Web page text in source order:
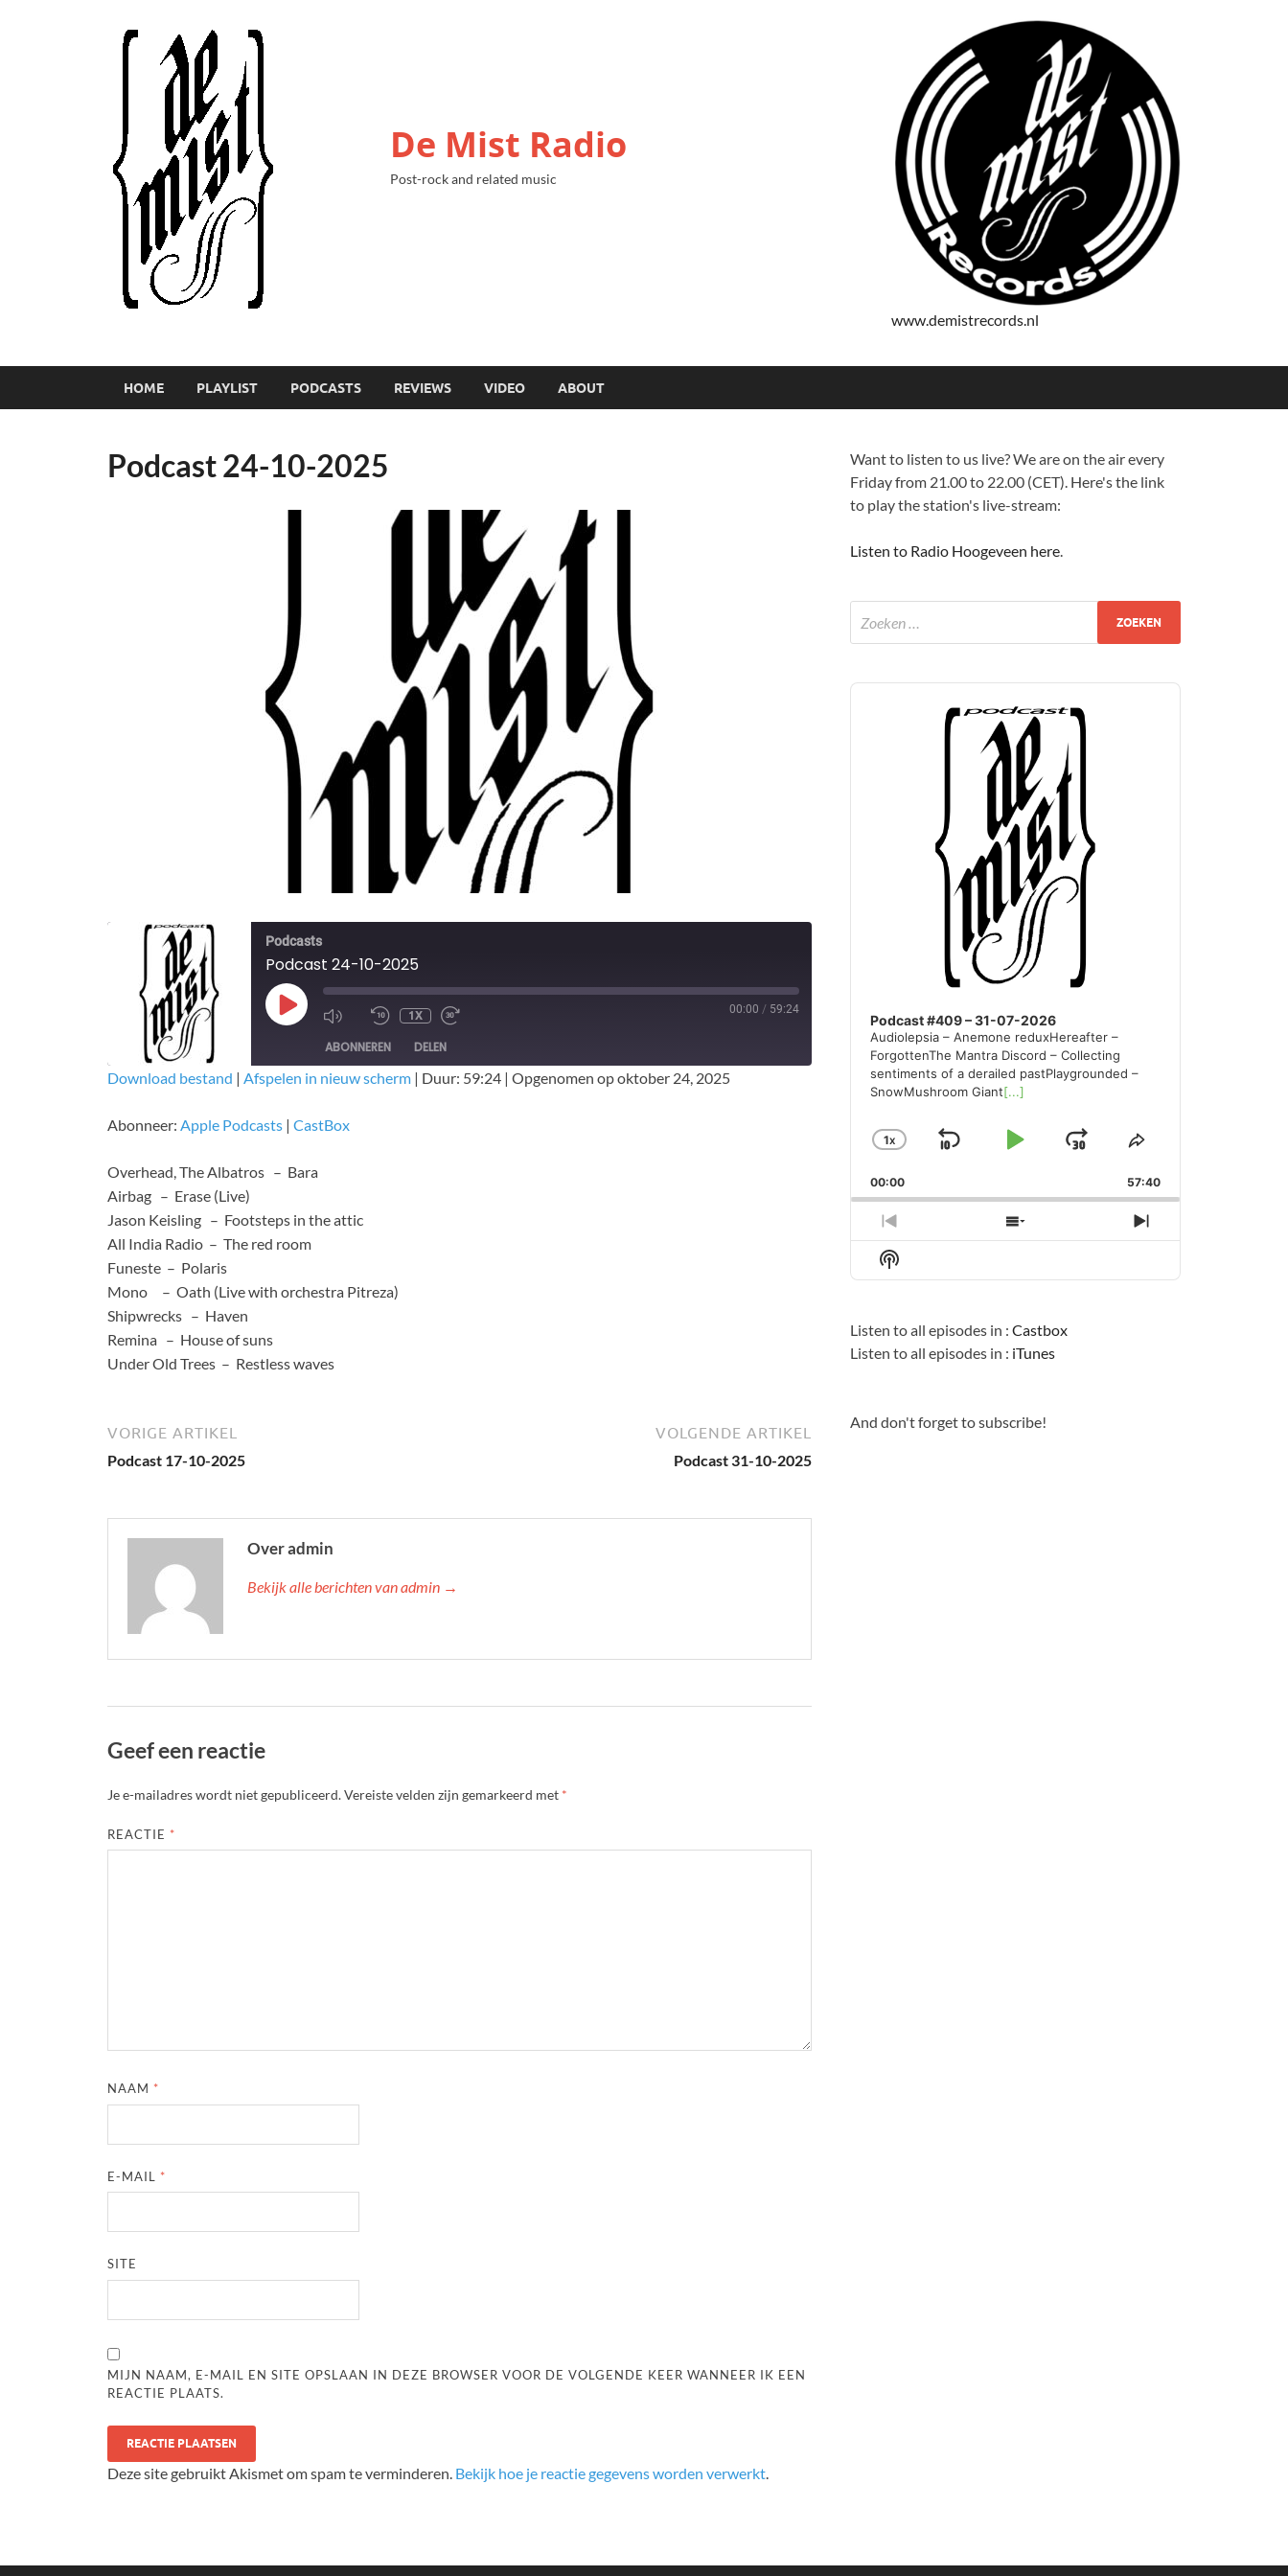
De Mist Radio
Post-rock and related music
www.demistrecords.nl
HOME PLAYLIST PODCASTS REVIEWS VIDEO ABOUT
Podcast 24-10-2025
Podcasts
Podcast 24-10-2025
1X 00:00 / 59:24
ABONNEREN DELEN
EMBED
Download bestand | Afspelen in nieuw scherm | Duur: 59:24 | Opgenomen op oktober 24, 2025
Abonneer: Apple Podcasts | CastBox
Overhead, The Albatros – Bara
Airbag – Erase (Live)
Jason Keisling – Footsteps in the attic
All India Radio – The red room
Funeste – Polaris
Mono – Oath (Live with orchestra Pitreza)
Shipwrecks – Haven
Remina – House of suns
Under Old Trees – Restless waves
VORIGE ARTIKEL
Podcast 17-10-2025
VOLGENDE ARTIKEL
Podcast 31-10-2025
Over admin
Bekijk alle berichten van admin →
Geef een reactie
Je e-mailadres wordt niet gepubliceerd.Vereiste velden zijn gemarkeerd met *
REACTIE *
NAAM *
E-MAIL *
SITE
MIJN NAAM, E-MAIL EN SITE OPSLAAN IN DEZE BROWSER VOOR DE VOLGENDE KEER WANNEER IK EEN
REACTIE PLAATS.
Deze site gebruikt Akismet om spam te verminderen. Bekijk hoe je reactie gegevens worden verwerkt
Want to listen to us live? We are on the air every
Friday from 21.00 to 22.00 (CET). Here's the link
to play the station's live-stream:
Listen to Radio Hoogeveen here.
Audio
Podcast #409 – 31-07-2026
Audiolepsia – Anemone reduxHereafter –
ForgottenThe Mantra Discord – Collecting
sentiments of a derailed pastPlaygrounded –
SnowMushroom Giant[...]
CHANGE
RATE
1X
SKIPPLAYJUMP
FORWARD
SHARE
EPISODE
00:00 57:40
PREVIOUS
EPISODE
SHOW
EPISODES
NEXT
EPISODE
Show
Podcast
Listen to all episodes in :Castbox
Listen to all episodes in : iTunes
And don't forget to subscribe!